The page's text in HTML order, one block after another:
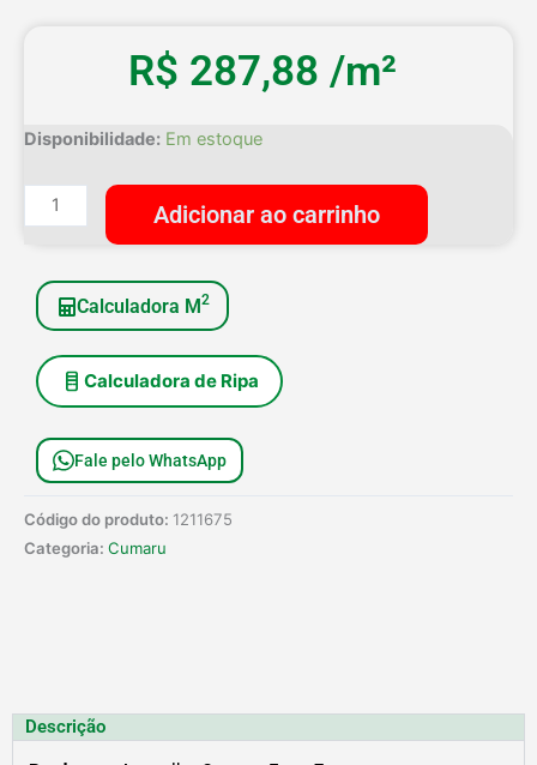
R$ 287,88 /m²
Disponibilidade: Em estoque
Assoalho
Extra
7cm
Adicionar ao carrinho
Calculadora M2
Calculadora de Ripa
Fale pelo WhatsApp
Código do produto: 1211675
Categoria: Cumaru
Descrição